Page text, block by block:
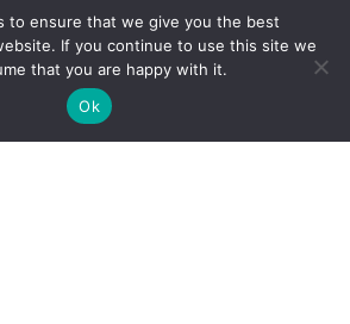
to ensure that we give you the best
If you continue to use this site we
that you are happy with it.
Ok